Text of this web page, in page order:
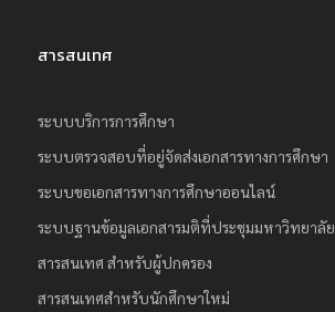
สารสนเทศ
ระบบบริการการศึกษา
ระบบตรวจสอบที่อยู่จัดส่งเอกสารทางการศึกษา
ระบบขอเอกสารทางการศึกษาออนไลน์
ระบบฐานข้อมูลเอกสารมติที่ประชุมมหาวิทยาลัย
สารสนเทศ สำหรับผู้ปกครอง
สารสนเทศสำหรับนักศึกษาใหม่